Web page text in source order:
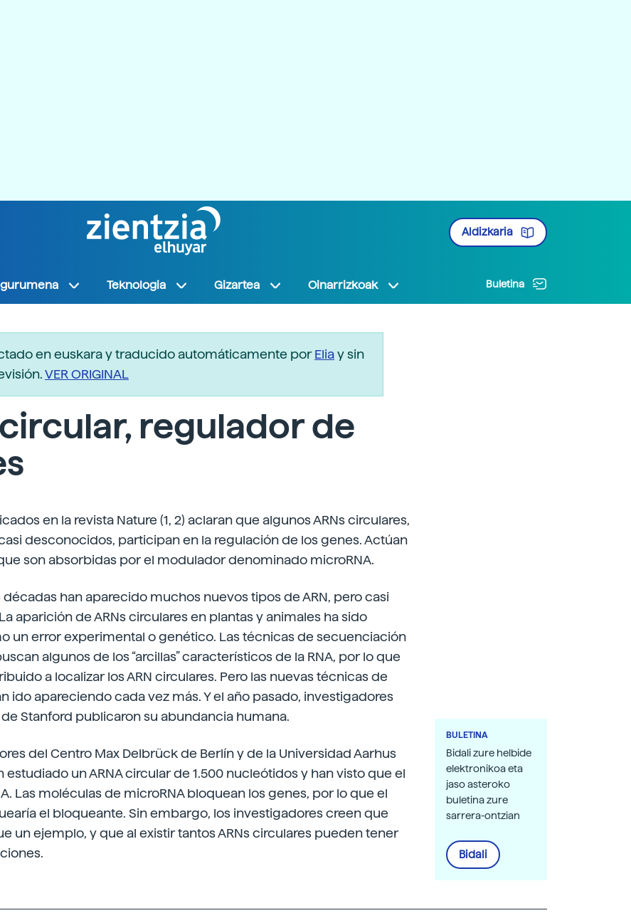
Aldizkaria
Teknologia Gizartea Oinarrizkoak Buletina
en euskara y traducido automáticamente porEliay sin
VER ORIGINAL
circular, regulador de
en la revista Nature (1, 2) aclaran que algunos ARNs circulares,
desconocidos, participan en la regulación de los genes. Actúan
son absorbidas por el modulador denominado microRNA.
décadas han aparecido muchos nuevos tipos de ARN, pero casi
aparición de ARNs circulares en plantas y animales ha sido
un error experimental o genético. Las técnicas de secuenciación
algunos de los “arcillas” característicos de la RNA, por lo que
a localizar los ARN circulares. Pero las nuevas técnicas de
ido apareciendo cada vez más. Y el año pasado, investigadores
Stanford publicaron su abundancia humana.
del Centro Max Delbrück de Berlín y de la Universidad Aarhus
estudiado un ARNA circular de 1.500 nucleótidos y han visto que el
Las moléculas de microRNA bloquean los genes, por lo que el
el bloqueante. Sin embargo, los investigadores creen que
un ejemplo, y que al existir tantos ARNs circulares pueden tener
BULETINA
Bidali zure helbide
elektronikoa eta
jaso asteroko
buletina zure
sarrera-ontzian
Bidali